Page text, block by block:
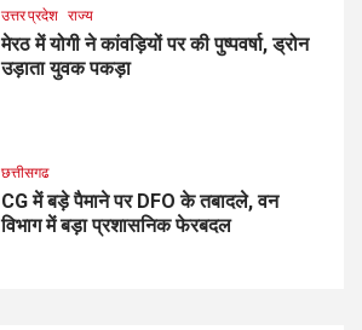
उत्तर प्रदेश राज्य
मेरठ में योगी ने कांवड़ियों पर की पुष्पवर्षा, ड्रोन
उड़ाता युवक पकड़ा
छत्तीसगढ
CG में बड़े पैमाने पर DFO के तबादले, वन
विभाग में बड़ा प्रशासनिक फेरबदल